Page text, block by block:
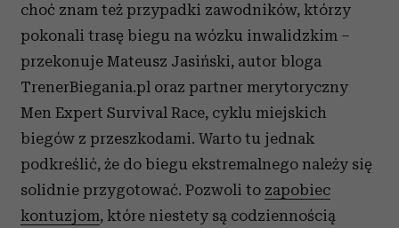
choć znam też przypadki zawodników, którzy
pokonali trasę biegu na wózku inwalidzkim –
przekonuje Mateusz Jasiński, autor bloga
TrenerBiegania.pl oraz partner merytoryczny
Men Expert Survival Race, cyklu miejskich
biegów z przeszkodami. Warto tu jednak
podkreślić, że do biegu ekstremalnego należy się
solidnie przygotować. Pozwoli to zapobiec
kontuzjom, które niestety są codziennością